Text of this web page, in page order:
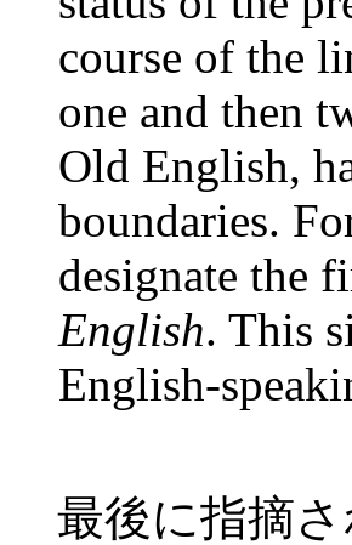
course of the
one and then
Old English,
boundaries.
designate the
English. This
English-
最後に指摘さ